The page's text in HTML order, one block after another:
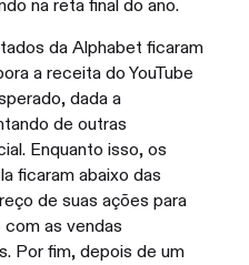
na reta final do ano.
da Alphabet ficaram
a receita do YouTube
dada a
de outras
Enquanto isso, os
ficaram abaixo das
de suas ações para
as vendas
Por fim, depois de um